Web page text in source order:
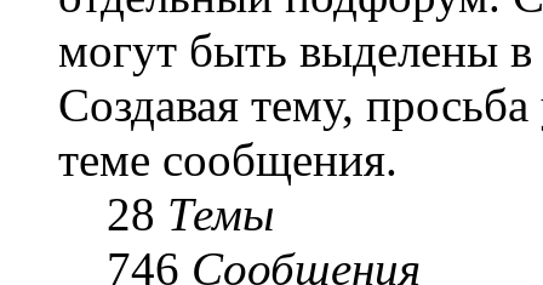
могут быть выделены
Создавая тему,
теме сообщения.
28 Темы
746 Сообщения